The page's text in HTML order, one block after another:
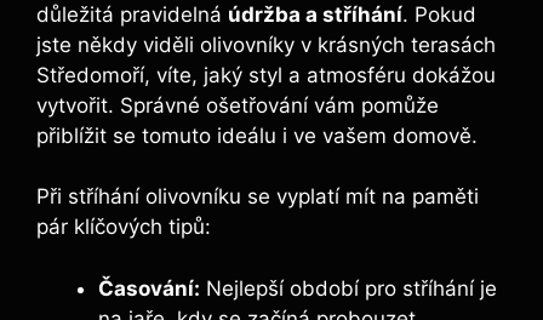
důležitá pravidelná údržba a stříhání. Pokud
jste někdy viděli olivovníky v krásných terasách
Středomoří, víte, jaký styl a atmosféru dokážou
vytvořit. Správné ošetřování vám pomůže
přiblížit se tomuto ideálu i ve vašem domově.
Při stříhání olivovníku se vyplatí mít na paměti
pár klíčových tipů:
Časování: Nejlepší období pro stříhání je